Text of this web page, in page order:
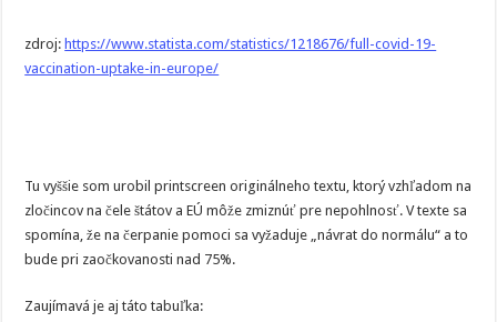
zdroj: https://www.statista.com/statistics/1218676/full-covid-19-
vaccination-uptake-in-europe/
Tu vyššie som urobil printscreen originálneho textu, ktorý vzhľadom na
zločincov na čele štátov a EÚ môže zmiznúť pre nepohlnosť. V texte sa
spomína, že na čerpanie pomoci sa vyžaduje „návrat do normálu“ a to
bude pri zaočkovanosti nad 75%.
Zaujímavá je aj táto tabuľka: